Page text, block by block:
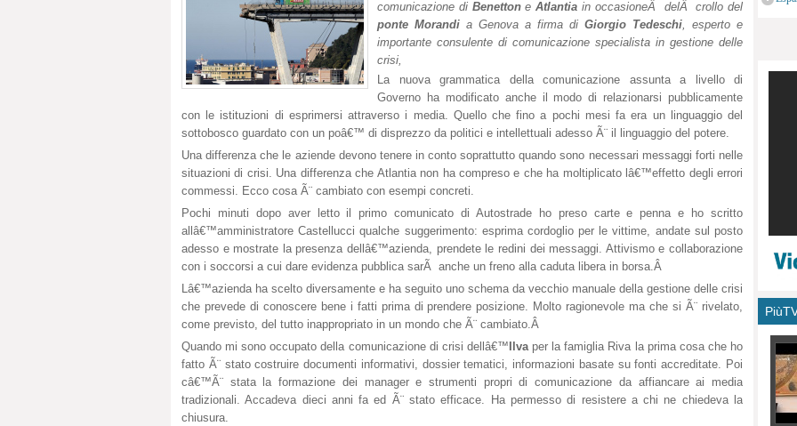
comunicazione di BenettoneAtlantia in occasioneÂ delÂ crollo del
ponte Morandi a Genova a firma di Giorgio Tedeschi, esperto e
importante consulente di comunicazione specialista in gestione delle
crisi,
La nuova grammatica della comunicazione assunta a livello di
Governo ha modificato anche il modo di relazionarsi pubblicamente
con le istituzioni di esprimersi attraverso i media. Quello che fino a pochi mesi fa era un linguaggio del
sottobosco guardato con un poâ€™ di disprezzo da politici e intellettuali adesso Ã¨ il linguaggio del potere.
Una differenza che le aziende devono tenere in conto soprattutto quando sono necessari messaggi forti nelle
situazioni di crisi. Una differenza che Atlantia non ha compreso e che ha moltiplicato lâ€™effetto degli errori
commessi. Ecco cosa Ã¨ cambiato con esempi concreti.
Pochi minuti dopo aver letto il primo comunicato di Autostrade ho preso carte e penna e ho scritto
allâ€™amministratore Castellucci qualche suggerimento: esprima cordoglio per le vittime, andate sul posto
adesso e mostrate la presenza dellâ€™azienda, prendete le redini dei messaggi. Attivismo e collaborazione
con i soccorsi a cui dare evidenza pubblica sarÃ anche un freno alla caduta libera in borsa.Â
Lâ€™azienda ha scelto diversamente e ha seguito uno schema da vecchio manuale della gestione delle crisi
che prevede di conoscere bene i fatti prima di prendere posizione. Molto ragionevole ma che si Ã¨ rivelato,
come previsto, del tutto inappropriato in un mondo che Ã¨ cambiato.Â
Quando mi sono occupato della comunicazione di crisi dellâ€™ Ilvaper la famiglia Riva la prima cosa che ho
fatto Ã¨ stato costruire documenti informativi, dossier tematici, informazioni basate su fonti accreditate. Poi
câ€™Ã¨ stata la formazione dei manager e strumenti propri di comunicazione da affiancare ai media
tradizionali. Accadeva dieci anni fa ed Ã¨ stato efficace. Ha permesso di resistere a chi ne chiedeva la
chiusura.